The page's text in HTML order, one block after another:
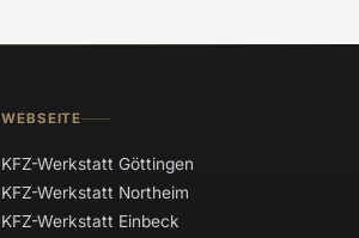
WEBSEITE
KFZ-Werkstatt Göttingen
KFZ-Werkstatt Northeim
KFZ-Werkstatt Einbeck